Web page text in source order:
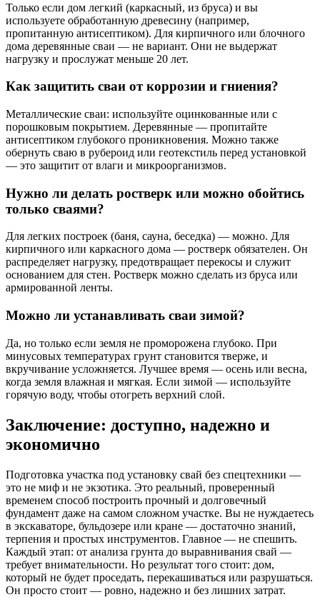
Только если дом легкий (каркасный, из бруса) и вы
используете обработанную древесину (например,
пропитанную антисептиком). Для кирпичного или блочного
дома деревянные сваи — не вариант. Они не выдержат
нагрузку и прослужат меньше 20 лет.
Как защитить сваи от коррозии и гниения?
Металлические сваи: используйте оцинкованные или с
порошковым покрытием. Деревянные — пропитайте
антисептиком глубокого проникновения. Можно также
обернуть сваю в рубероид или геотекстиль перед установкой
— это защитит от влаги и микроорганизмов.
Нужно ли делать ростверк или можно обойтись
только сваями?
Для легких построек (баня, сауна, беседка) — можно. Для
кирпичного или каркасного дома — ростверк обязателен. Он
распределяет нагрузку, предотвращает перекосы и служит
основанием для стен. Ростверк можно сделать из бруса или
армированной ленты.
Можно ли устанавливать сваи зимой?
Да, но только если земля не проморожена глубоко. При
минусовых температурах грунт становится тверже, и
вкручивание усложняется. Лучшее время — осень или весна,
когда земля влажная и мягкая. Если зимой — используйте
горячую воду, чтобы отогреть верхний слой.
Заключение: доступно, надежно и
экономично
Подготовка участка под установку свай без спецтехники —
это не миф и не экзотика. Это реальный, проверенный
временем способ построить прочный и долговечный
фундамент даже на самом сложном участке. Вы не нуждаетесь
в экскаваторе, бульдозере или кране — достаточно знаний,
терпения и простых инструментов. Главное — не спешить.
Каждый этап: от анализа грунта до выравнивания свай —
требует внимательности. Но результат того стоит: дом,
который не будет проседать, перекашиваться или разрушаться.
Он просто стоит — ровно, надежно и без лишних затрат.